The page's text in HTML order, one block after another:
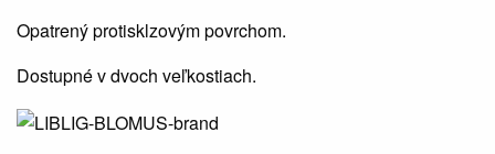
Opatrený protisklzovým povrchom.
Dostupné v dvoch veľkostiach.